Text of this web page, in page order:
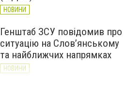
НОВИНИ
Генштаб ЗСУ повідомив про
ситуацію на Слов’янському
та найближчих напрямках
НОВИНИ